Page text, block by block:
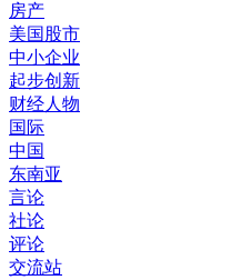
房产
美国股市
中小企业
起步创新
财经人物
国际
中国
东南亚
言论
社论
评论
交流站